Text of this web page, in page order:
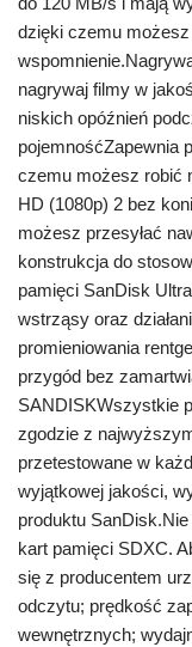
dzięki czemu
nagrywaj filmy w
niskich opóźnień
pojemnośćZapewnia
czemu możesz robić
HD (1080p) 2 bez
możesz przesyłać
konstrukcja do
pamięci SanDisk
wstrząsy oraz
promieniowania
przygód bez
SANDISKWszystkie
zgodzie z
przetestowane w
wyjątkowej jakości,
produktu
kart pamięci SDXC.
się z producentem
odczytu; prędkość
wewnętrznych;